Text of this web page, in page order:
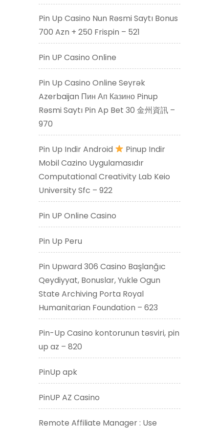
Pin Up Casino Nun Rəsmi Saytı Bonus
700 Azn + 250 Frispin – 521
Pin UP Casino Online
Pin Up Casino Online Seyrək
Azerbaijan Пин Ап Казино Pinup
Rəsmi Saytı Pin Ap Bet 30 金州資訊 –
970
Pin Up Indir Android
Pinup Indir
Mobil Cazino Uygulamasıdır
Computational Creativity Lab Keio
University Sfc – 922
Pin UP Online Casino
Pin Up Peru
Pin Upward 306 Casino Başlanğıc
Qeydiyyat, Bonuslar, Yukle Ogun
State Archiving Porta Royal
Humanitarian Foundation – 623
Pin-Up Casino kontorunun təsviri, pin
up az – 820
PinUp apk
PinUP AZ Casino
Remote Affiliate Manager : Use